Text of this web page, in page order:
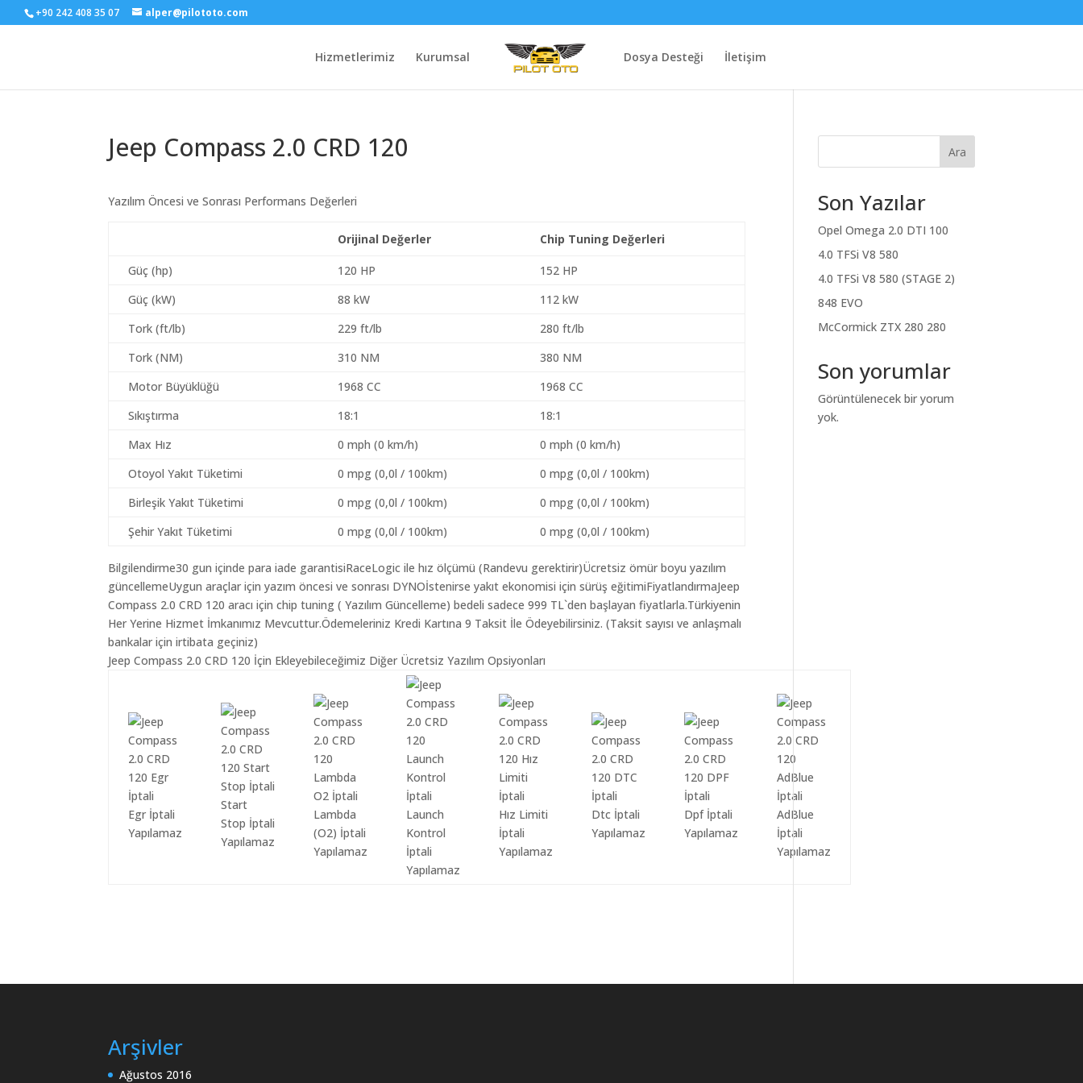
+90 242 408 35 07 alper@pilototo.com
Hizmetlerimiz Kurumsal Dosya Desteği İletişim
Jeep Compass 2.0 CRD 120
Yazılım Öncesi ve Sonrası Performans Değerleri
Orijinal Değerler Chip Tuning Değerleri
Güç (hp) 120 HP
152 HP
Güç (kW)
88 kW
112 kW
Tork (ft/lb)
229 ft/lb
280 ft/lb
Tork (NM)
310 NM
380 NM
Motor Büyüklüğü
1968 CC
1968 CC
Sıkıştırma
18:1
18:1
Max Hız
0 mph (0 km/h)
0 mph (0 km/h)
Otoyol Yakıt Tüketimi
0 mpg (0,0l / 100km)
0 mpg (0,0l / 100km)
Birleşik Yakıt Tüketimi
0 mpg (0,0l / 100km)
0 mpg (0,0l / 100km)
Şehir Yakıt Tüketimi
0 mpg (0,0l / 100km) 0 mpg (0,0l / 100km)
Bilgilendirme30 gun içinde para iade garantisiRaceLogic ile hız ölçümü (Randevu gerektirir)Ücretsiz ömür boyu yazılım
güncellemeUygun araçlar için yazım öncesi ve sonrası DYNOİstenirse yakıt ekonomisi için sürüş eğitimiFiyatlandırmaJeep
Compass 2.0 CRD 120 aracı için chip tuning ( Yazılım Güncelleme) bedeli sadece 999 TL`den başlayan fiyatlarla.Türkiyenin
Her Yerine Hizmet İmkanımız Mevcuttur.Ödemeleriniz Kredi Kartına 9 Taksit İle Ödeyebilirsiniz. (Taksit sayısı ve anlaşmalı
bankalar için irtibata geçiniz)
Jeep Compass 2.0 CRD 120 İçin Ekleyebileceğimiz Diğer Ücretsiz Yazılım Opsiyonları
Egr İptali
Yapılamaz
Start
Stop İptali
Yapılamaz
Lambda
(O2) İptali
Yapılamaz
Launch
Kontrol
İptali
Yapılamaz
Hız Limiti
İptali
Yapılamaz
Dtc İptali
Yapılamaz
Dpf İptali
Yapılamaz
AdBlue
İptali
Yapılamaz
Ara
Son Yazılar
Opel Omega 2.0 DTI 100
4.0 TFSi V8 580
4.0 TFSi V8 580 (STAGE 2)
848 EVO
McCormick ZTX 280 280
Son yorumlar
Görüntülenecek bir yorum
yok.
Arşivler
Ağustos 2016